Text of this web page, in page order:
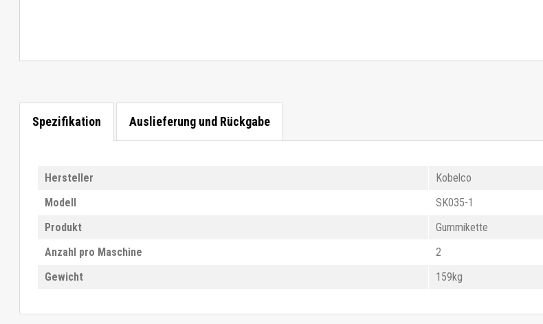
Spezifikation Auslieferung und Rückgabe
Hersteller
Kobelco
Modell
SK035-1
Produkt
Gummikette
Anzahl pro Maschine
2
Gewicht
159kg